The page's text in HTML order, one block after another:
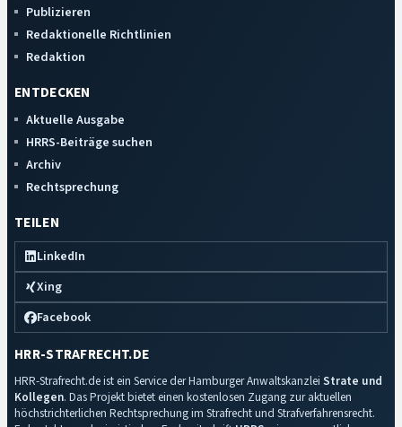
Publizieren
Redaktionelle Richtlinien
Redaktion
ENTDECKEN
Aktuelle Ausgabe
HRRS-Beiträge suchen
Archiv
Rechtsprechung
TEILEN
LinkedIn
Xing
Facebook
HRR-STRAFRECHT.DE
HRR-Strafrecht.de ist ein Service der Hamburger Anwaltskanzlei Strate und
Kollegen. Das Projekt bietet einen kostenlosen Zugang zur aktuellen
höchstrichterlichen Rechtsprechung im Strafrecht und Strafverfahrensrecht.